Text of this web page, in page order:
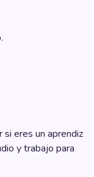
si eres un aprendiz
y trabajo para